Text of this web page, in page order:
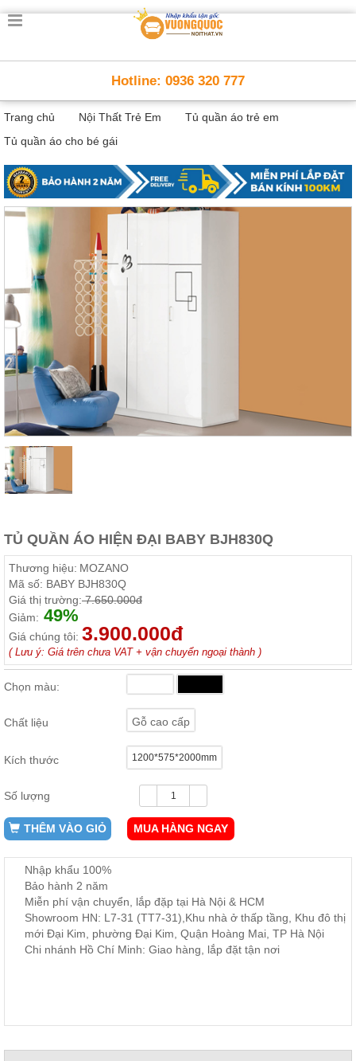
Trang
Thông
Minh
Nội
thất
minh
Nội
Thất
bàn
học, tủ
sách
Nội
Thất
Phòng
Sofa,
tủ
Bàn
trà...
Nội
Phòng
Giường
áo, bàn
trang
điểm
Nội
Thất
ăn,
kệ
Nội
Thất
Ban
Công,
Vườn
Trang
Hotline: 0936 320 777
Trang chủ Nội Thất Trẻ Em
Tủ quần áo trẻ em
Tủ quần áo cho bé gái
TỦ QUẦN ÁO HIỆN ĐẠI BABY BJH830Q
Thương hiệu: MOZANO
Mã số: BABY BJH830Q
Giá thị trường:7.650.000đ
Giảm: 49%
Giá chúng tôi: 3.900.000đ
( Lưu ý: Giá trên chưa VAT + vận chuyển ngoại thành )
Chọn màu:
Chất liệu Gỗ cao cấp
Kích thước 1200*575*2000mm
Số lượng
THÊM VÀO GIỎ MUA HÀNG NGAY
Nhập khẩu 100%
Bảo hành 2 năm
Miễn phí vận chuyển, lắp đặp tại Hà Nội & HCM
Showroom HN: L7-31 (TT7-31),Khu nhà ở thấp tầng, Khu đô thị
mới Đại Kim, phường Đại Kim, Quận Hoàng Mai, TP Hà Nội
Chi nhánh Hồ Chí Minh: Giao hàng, lắp đặt tận nơi